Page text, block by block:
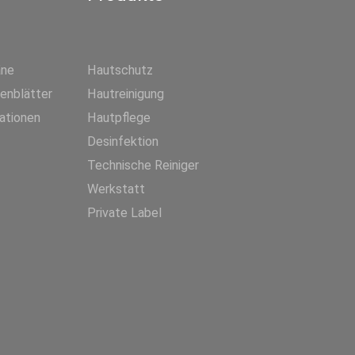
Hautschutz
Hautreinigung
Hautpflege
Desinfektion
Technische Reiniger
Werkstatt
Private Label